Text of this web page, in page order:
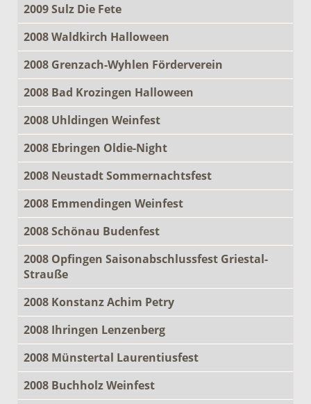
2009 Sulz Die Fete
2008 Waldkirch Halloween
2008 Grenzach-Wyhlen Förderverein
2008 Bad Krozingen Halloween
2008 Uhldingen Weinfest
2008 Ebringen Oldie-Night
2008 Neustadt Sommernachtsfest
2008 Emmendingen Weinfest
2008 Schönau Budenfest
2008 Opfingen Saisonabschlussfest Griestal-
Strauße
2008 Konstanz Achim Petry
2008 Ihringen Lenzenberg
2008 Münstertal Laurentiusfest
2008 Buchholz Weinfest